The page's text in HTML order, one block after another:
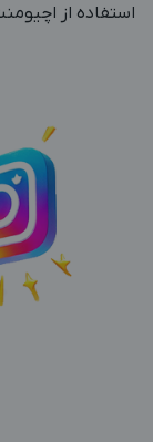
استفاده از